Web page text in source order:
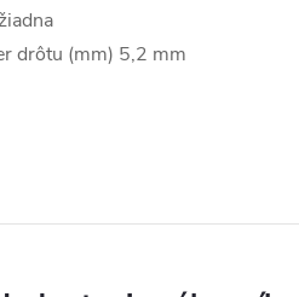
drôtu (mm) 5,2 mm